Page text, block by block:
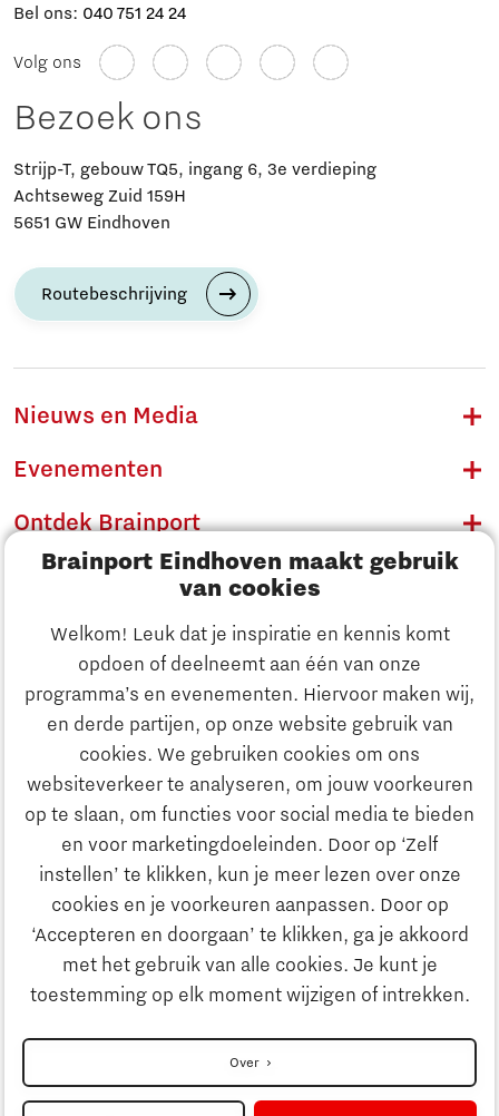
Brainport Eindhoven maakt gebruik
van cookies
Welkom! Leuk dat je inspiratie en kennis komt
opdoen of deelneemt aan één van onze
programma’s en evenementen. Hiervoor maken wij,
en derde partijen, op onze website gebruik van
cookies. We gebruiken cookies om ons
websiteverkeer te analyseren, om jouw voorkeuren
op te slaan, om functies voor social media te bieden
en voor marketingdoeleinden. Door op ‘Zelf
instellen’ te klikken, kun je meer lezen over onze
cookies en je voorkeuren aanpassen. Door op
‘Accepteren en doorgaan’ te klikken, ga je akkoord
met het gebruik van alle cookies. Je kunt je
toestemming op elk moment wijzigen of intrekken.
Over
Ontdek Brainport
Innovatie
Ondernemen
Onderwijs
Strategie & Organisatie
Bel ons: 040 751 24 24
Volg ons
Bezoek ons
Strijp-T, gebouw TQ5, ingang 6, 3e verdieping
Achtseweg Zuid 159H
5651 GW Eindhoven
Routebeschrijving
Nieuws en Media
Evenementen
Ontdek Brainport
Innovatie
Ondernemen
Onderwijs
Maatschappelijk
Strategie & Organisatie
Zoeken
Contact
Naar internationale website
Privacyverklaring